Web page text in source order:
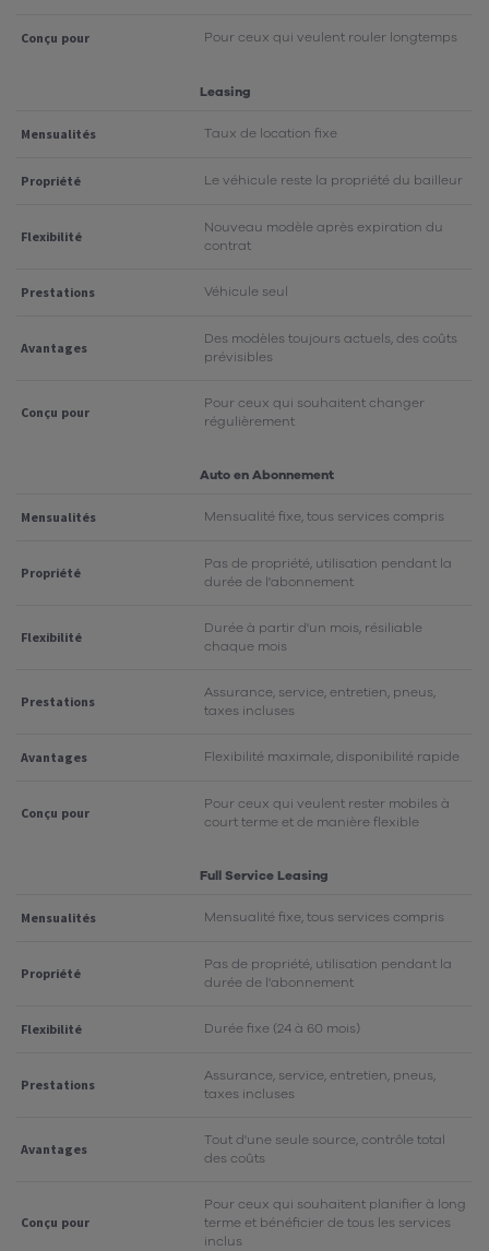
Conçu pour Pour ceux qui veulent rouler longtemps
Leasing
Mensualités Taux de location fixe
Propriété Le véhicule reste la propriété du bailleur
Flexibilité
Nouveau modèle après expiration du
contrat
Prestations Véhicule seul
Avantages
Des modèles toujours actuels, des coûts
prévisibles
Conçu pour
Pour ceux qui souhaitent changer
régulièrement
Auto en Abonnement
Mensualités Mensualité fixe, tous services compris
Propriété
Pas de propriété, utilisation pendant la
durée de l'abonnement
Flexibilité
Durée à partir d'un mois, résiliable
chaque mois
Prestations
Assurance, service, entretien, pneus,
taxes incluses
Avantages Flexibilité maximale, disponibilité rapide
Conçu pour
Pour ceux qui veulent rester mobiles à
court terme et de manière flexible
Full Service Leasing
Mensualités Mensualité fixe, tous services compris
Propriété
Pas de propriété, utilisation pendant la
durée de l'abonnement
Flexibilité Durée fixe (24 à 60 mois)
Prestations
Assurance, service, entretien, pneus,
taxes incluses
Avantages
Tout d'une seule source, contrôle total
des coûts
Conçu pour
Pour ceux qui souhaitent planifier à long
terme et bénéficier de tous les services
inclus